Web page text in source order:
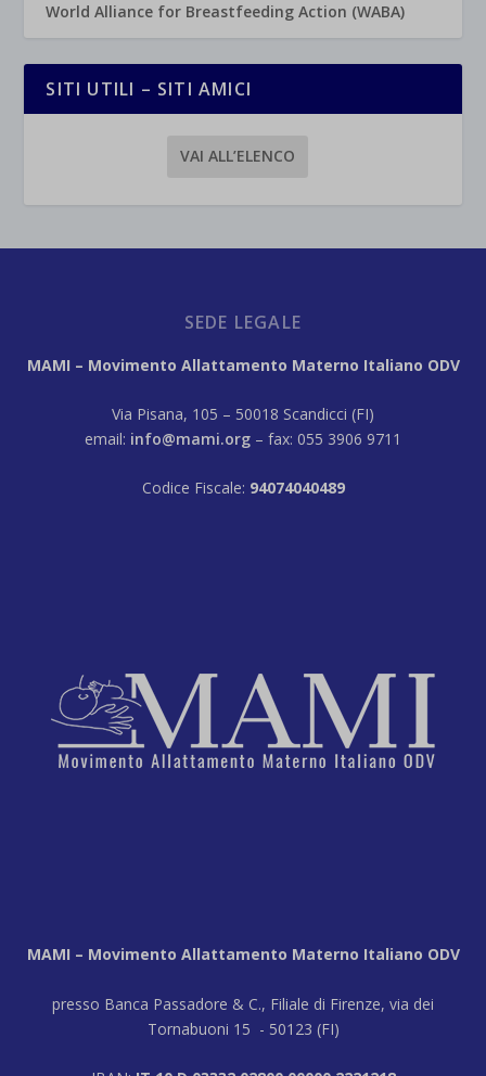
World Alliance for Breastfeeding Action (WABA)
SITI UTILI – SITI AMICI
VAI ALL’ELENCO
SEDE LEGALE
MAMI – Movimento Allattamento Materno Italiano ODV
Via Pisana, 105 – 50018 Scandicci (FI)
email: info@mami.org – fax: 055 3906 9711
Codice Fiscale: 94074040489
MAMI – Movimento Allattamento Materno Italiano ODV
presso Banca Passadore & C., Filiale di Firenze, via dei
Tornabuoni 15 - 50123 (FI)